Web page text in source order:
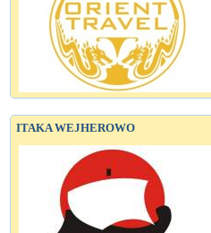
ITAKA WEJHEROWO